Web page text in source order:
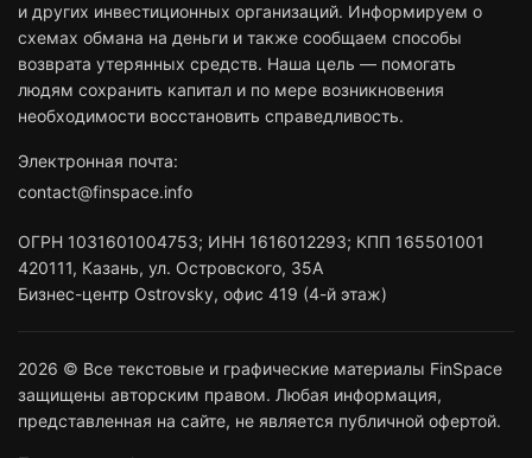
и других инвестиционных организаций. Информируем о
схемах обмана на деньги и также сообщаем способы
возврата утерянных средств. Наша цель — помогать
людям сохранить капитал и по мере возникновения
необходимости восстановить справедливость.
Электронная почта:
contact@finspace.info
ОГРН 1031601004753; ИНН 1616012293; КПП 165501001
420111, Казань, ул. Островского, 35А
Бизнес-центр Ostrovsky, офис 419 (4-й этаж)
2026 © Все текстовые и графические материалы FinSpace
защищены авторским правом. Любая информация,
представленная на сайте, не является публичной офертой.